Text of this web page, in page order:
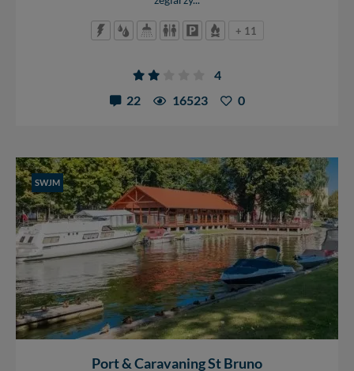
+ 11
4
22
16523 0
SWJM
Port & Caravaning St Bruno